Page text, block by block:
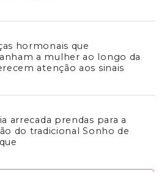
hormonais que
a mulher ao longo da
atenção aos sinais
arrecada prendas para a
do tradicional Sonho de